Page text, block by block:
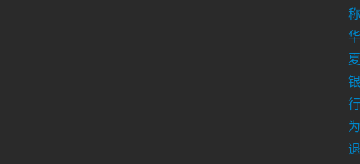
称
华
夏
银
行
为
退